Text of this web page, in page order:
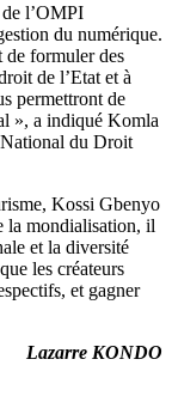
l’OMPI
du numérique.
de formuler des
de l’Etat et à
permettront de
», a indiqué Komla
du Droit
Kossi Gbenyo
la mondialisation, il
et la diversité
les créateurs
et gagner
Lazarre KONDO